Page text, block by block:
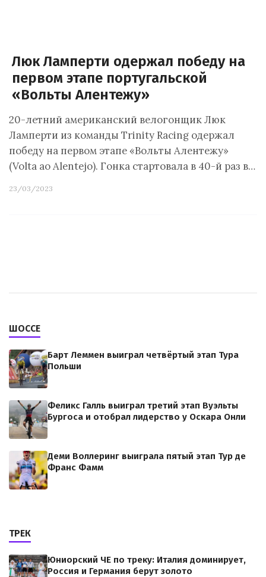
Люк Ламперти одержал победу на
первом этапе португальской
«Вольты Алентежу»
20-летний американский велогонщик Люк
Ламперти из команды Trinity Racing одержал
победу на первом этапе «Вольты Алентежу»
(Volta ao Alentejo). Гонка стартовала в 40-й раз в…
23/03/2023
ШОССЕ
Барт Леммен выиграл четвёртый этап Тура
Польши
Феликс Галль выиграл третий этап Вуэльты
Бургоса и отобрал лидерство у Оскара Онли
Деми Воллеринг выиграла пятый этап Тур де
Франс Фамм
ТРЕК
Юниорский ЧЕ по треку: Италия доминирует,
Россия и Германия берут золото